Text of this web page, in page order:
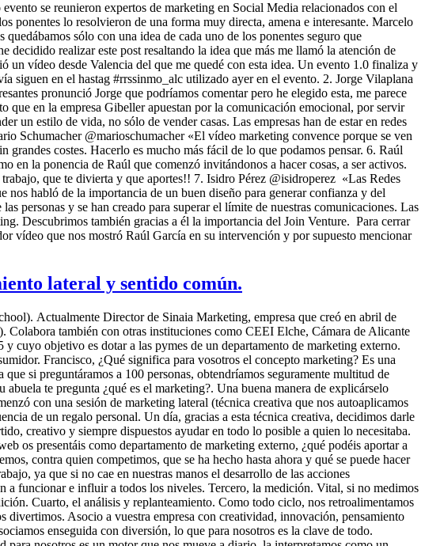
se reunieron expertos de marketing en Social Media relacionados con el
ponentes lo resolvieron de una forma muy directa, amena e interesante. Marcelo
sólo con una idea de cada uno de los ponentes seguro que
realizar este post resaltando la idea que más me llamó la atención de
vídeo desde Valencia del que me quedé con esta idea. Un evento 1.0 finaliza y
siguen en el hastag #rrssinmo_alc utilizado ayer en el evento. 2. Jorge Vilaplana
pronunció Jorge que podríamos comentar pero he elegido esta, me parece
que en la empresa Gibeller apuestan por la comunicación emocional, por servir
un estilo de vida, no sólo de vender casas. Las empresas han de estar en redes
Schumacher @marioschumacher «El vídeo marketing convence porque se ven
costes. Hacerlo es mucho más fácil de lo que podamos pensar. 6. Raúl
en la ponencia de Raúl que comenzó invitándonos a hacer cosas, a ser activos.
que te divierta y que aportes!! 7. Isidro Pérez @isidroperez «Las Redes
habló de la importancia de un buen diseño para generar confianza y del
personas y se han creado para superar el límite de nuestras comunicaciones. Las
Descubrimos también gracias a él la importancia del Join Venture. Para cerrar
vídeo que nos mostró Raúl García en su intervención y por supuesto mencionar
lateral y sentido común.
Actualmente Director de Sinaia Marketing, empresa que creó en abril de
también con otras instituciones como CEEI Elche, Cámara de Alicante
cuyo objetivo es dotar a las pymes de un departamento de marketing externo.
Francisco, ¿Qué significa para vosotros el concepto marketing? Es una
si preguntáramos a 100 personas, obtendríamos seguramente multitud de
te pregunta ¿qué es el marketing?. Una buena manera de explicárselo
con una sesión de marketing lateral (técnica creativa que nos autoaplicamos
de un regalo personal. Un día, gracias a esta técnica creativa, decidimos darle
creativo y siempre dispuestos ayudar en todo lo posible a quien lo necesitaba.
os presentáis como departamento de marketing externo, ¿qué podéis aportar a
contra quien competimos, que se ha hecho hasta ahora y qué se puede hacer
ya que si no cae en nuestras manos el desarrollo de las acciones
a funcionar e influir a todos los niveles. Tercero, la medición. Vital, si no medimos
Cuarto, el análisis y replanteamiento. Como todo ciclo, nos retroalimentamos
Asocio a vuestra empresa con creatividad, innovación, pensamiento
enseguida con diversión, lo que para nosotros es la clave de todo.